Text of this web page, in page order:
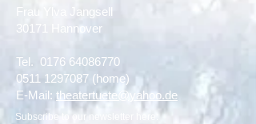
Frau Ylva Jangsell
30171 Hannover​
Tel. 0176 64086770
0511 1297087 (home)
E-Mail: theatertuete@yahoo.de
Subscribe to our newsletter here: